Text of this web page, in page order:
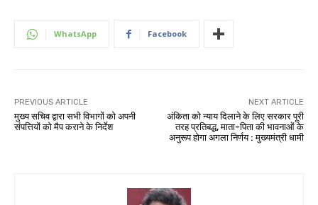
WhatsApp Facebook
PREVIOUS ARTICLE
मुख्य सचिव द्वारा सभी विभागों को अपनी
संपत्तियों को मैप कराने के निर्देश
NEXT ARTICLE
अंकिता को न्याय दिलाने के लिए सरकार पूरी
तरह प्रतिबद्ध, माता-पिता की भावनाओं के
अनुरूप होगा अगला निर्णय : मुख्यमंत्री धामी